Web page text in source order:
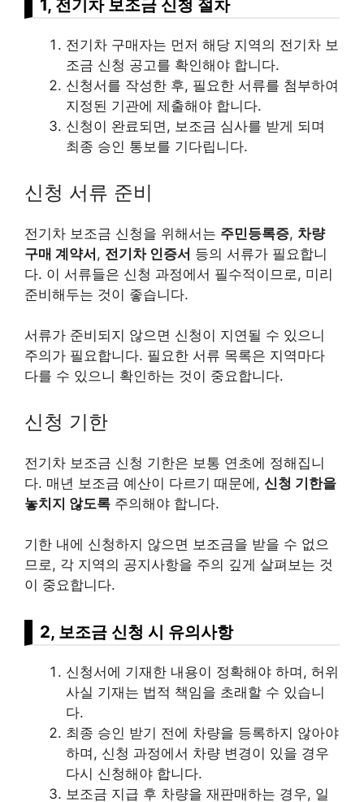
1, 전기차 보조금 신청 절차
전기차 구매자는 먼저 해당 지역의 전기차 보
조금 신청 공고를 확인해야 합니다.
신청서를 작성한 후, 필요한 서류를 첨부하여
지정된 기관에 제출해야 합니다.
신청이 완료되면, 보조금 심사를 받게 되며
최종 승인 통보를 기다립니다.
신청 서류 준비
전기차 보조금 신청을 위해서는 주민등록증, 차량
구매 계약서, 전기차 인증서 등의 서류가 필요합니
다. 이 서류들은 신청 과정에서 필수적이므로, 미리
준비해두는 것이 좋습니다.
서류가 준비되지 않으면 신청이 지연될 수 있으니
주의가 필요합니다. 필요한 서류 목록은 지역마다
다를 수 있으니 확인하는 것이 중요합니다.
신청 기한
전기차 보조금 신청 기한은 보통 연초에 정해집니
다. 매년 보조금 예산이 다르기 때문에, 신청 기한을
놓치지 않도록 주의해야 합니다.
기한 내에 신청하지 않으면 보조금을 받을 수 없으
므로, 각 지역의 공지사항을 주의 깊게 살펴보는 것
이 중요합니다.
2, 보조금 신청 시 유의사항
신청서에 기재한 내용이 정확해야 하며, 허위
사실 기재는 법적 책임을 초래할 수 있습니
다.
최종 승인 받기 전에 차량을 등록하지 않아야
하며, 신청 과정에서 차량 변경이 있을 경우
다시 신청해야 합니다.
보조금 지급 후 차량을 재판매하는 경우, 일